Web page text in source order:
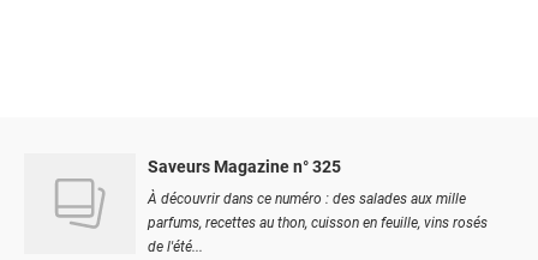
Saveurs Magazine n° 325
À découvrir dans ce numéro : des salades aux mille
parfums, recettes au thon, cuisson en feuille, vins rosés
de l'été...